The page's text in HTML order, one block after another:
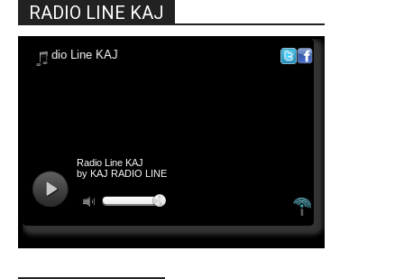
RADIO LINE KAJ